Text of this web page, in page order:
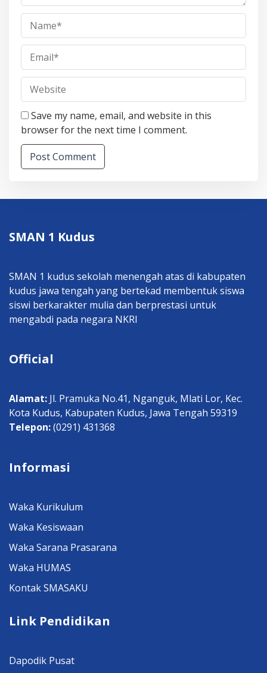
Save my name, email, and website in this
browser for the next time I comment.
SMAN 1 Kudus
SMAN 1 kudus sekolah menengah atas di kabupaten
kudus jawa tengah yang bertekad membentuk siswa
siswi berkarakter mulia dan berprestasi untuk
mengabdi pada negara NKRI
Official
Alamat: Jl. Pramuka No.41, Nganguk, Mlati Lor, Kec.
Kota Kudus, Kabupaten Kudus, Jawa Tengah 59319
Telepon:(0291) 431368
Informasi
Waka Kurikulum
Waka Kesiswaan
Waka Sarana Prasarana
Waka HUMAS
Kontak SMASAKU
Link Pendidikan
Dapodik Pusat